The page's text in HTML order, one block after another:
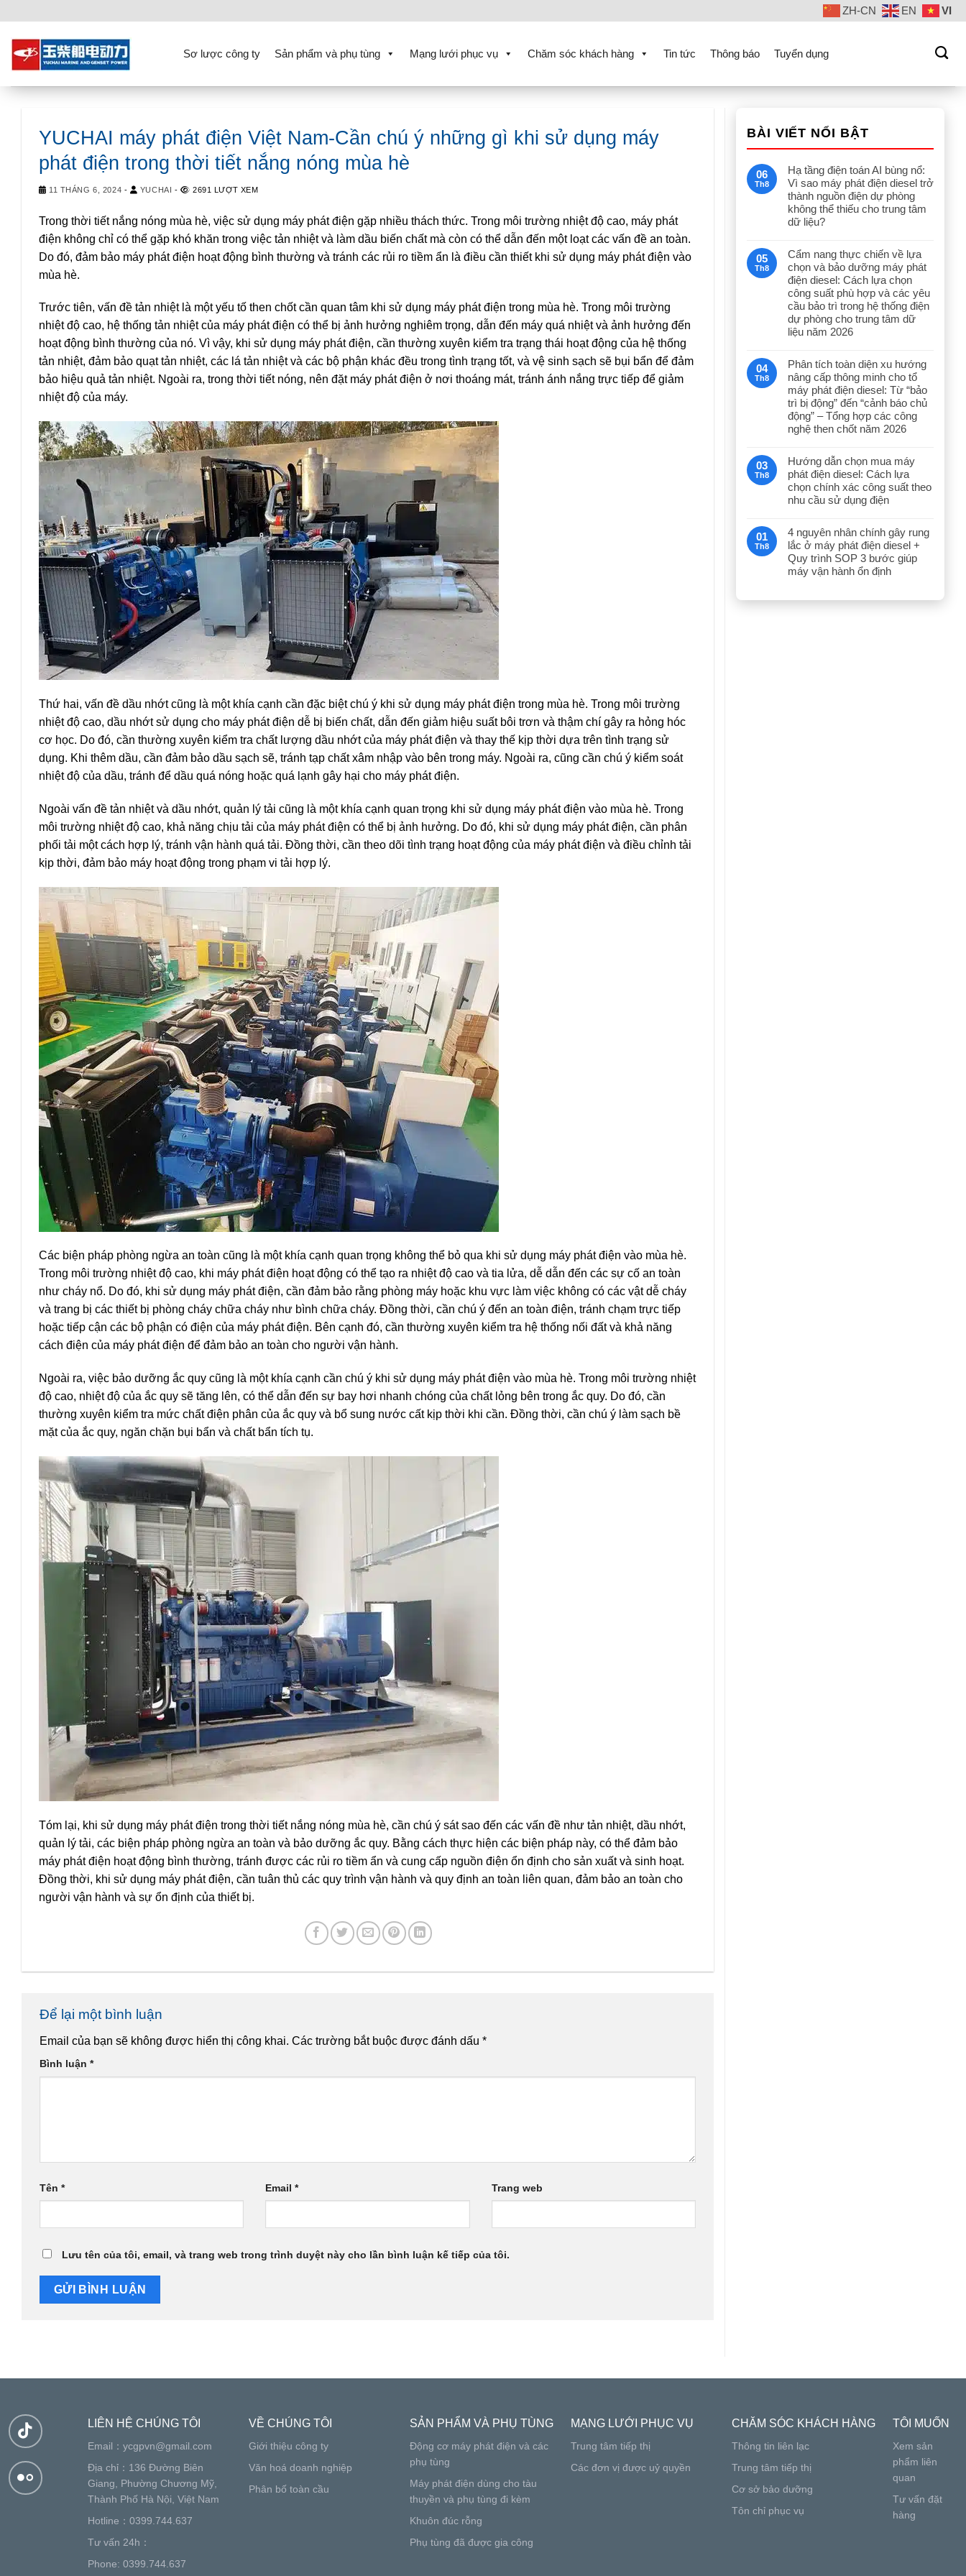
content
ZH-CN EN VI
Sơ lược công ty Sản phẩm và phụ tùng Mạng lưới phục vụ Chăm sóc khách hàng Tin tức Thông báo Tuyển dụng
YUCHAI máy phát điện Việt Nam-Cần chú ý những gì khi sử dụng máy
phát điện trong thời tiết nắng nóng mùa hè
11 THÁNG 6, 2024 - YUCHAI - 2691 LƯỢT XEM
Trong thời tiết nắng nóng mùa hè, việc sử dụng máy phát điện gặp nhiều thách thức. Trong môi trường nhiệt độ cao, máy phát
điện không chỉ có thể gặp khó khăn trong việc tản nhiệt và làm dầu biến chất mà còn có thể dẫn đến một loạt các vấn đề an toàn.
Do đó, đảm bảo máy phát điện hoạt động bình thường và tránh các rủi ro tiềm ẩn là điều cần thiết khi sử dụng máy phát điện vào
mùa hè.
Trước tiên, vấn đề tản nhiệt là một yếu tố then chốt cần quan tâm khi sử dụng máy phát điện trong mùa hè. Trong môi trường
nhiệt độ cao, hệ thống tản nhiệt của máy phát điện có thể bị ảnh hưởng nghiêm trọng, dẫn đến máy quá nhiệt và ảnh hưởng đến
hoạt động bình thường của nó. Vì vậy, khi sử dụng máy phát điện, cần thường xuyên kiểm tra trạng thái hoạt động của hệ thống
tản nhiệt, đảm bảo quạt tản nhiệt, các lá tản nhiệt và các bộ phận khác đều trong tình trạng tốt, và vệ sinh sạch sẽ bụi bẩn để đảm
bảo hiệu quả tản nhiệt. Ngoài ra, trong thời tiết nóng, nên đặt máy phát điện ở nơi thoáng mát, tránh ánh nắng trực tiếp để giảm
nhiệt độ của máy.
Thứ hai, vấn đề dầu nhớt cũng là một khía cạnh cần đặc biệt chú ý khi sử dụng máy phát điện trong mùa hè. Trong môi trường
nhiệt độ cao, dầu nhớt sử dụng cho máy phát điện dễ bị biến chất, dẫn đến giảm hiệu suất bôi trơn và thậm chí gây ra hỏng hóc
cơ học. Do đó, cần thường xuyên kiểm tra chất lượng dầu nhớt của máy phát điện và thay thế kịp thời dựa trên tình trạng sử
dụng. Khi thêm dầu, cần đảm bảo dầu sạch sẽ, tránh tạp chất xâm nhập vào bên trong máy. Ngoài ra, cũng cần chú ý kiểm soát
nhiệt độ của dầu, tránh để dầu quá nóng hoặc quá lạnh gây hại cho máy phát điện.
Ngoài vấn đề tản nhiệt và dầu nhớt, quản lý tải cũng là một khía cạnh quan trọng khi sử dụng máy phát điện vào mùa hè. Trong
môi trường nhiệt độ cao, khả năng chịu tải của máy phát điện có thể bị ảnh hưởng. Do đó, khi sử dụng máy phát điện, cần phân
phối tải một cách hợp lý, tránh vận hành quá tải. Đồng thời, cần theo dõi tình trạng hoạt động của máy phát điện và điều chỉnh tải
kịp thời, đảm bảo máy hoạt động trong phạm vi tải hợp lý.
Các biện pháp phòng ngừa an toàn cũng là một khía cạnh quan trọng không thể bỏ qua khi sử dụng máy phát điện vào mùa hè.
Trong môi trường nhiệt độ cao, khi máy phát điện hoạt động có thể tạo ra nhiệt độ cao và tia lửa, dễ dẫn đến các sự cố an toàn
như cháy nổ. Do đó, khi sử dụng máy phát điện, cần đảm bảo rằng phòng máy hoặc khu vực làm việc không có các vật dễ cháy
và trang bị các thiết bị phòng cháy chữa cháy như bình chữa cháy. Đồng thời, cần chú ý đến an toàn điện, tránh chạm trực tiếp
hoặc tiếp cận các bộ phận có điện của máy phát điện. Bên cạnh đó, cần thường xuyên kiểm tra hệ thống nối đất và khả năng
cách điện của máy phát điện để đảm bảo an toàn cho người vận hành.
Ngoài ra, việc bảo dưỡng ắc quy cũng là một khía cạnh cần chú ý khi sử dụng máy phát điện vào mùa hè. Trong môi trường nhiệt
độ cao, nhiệt độ của ắc quy sẽ tăng lên, có thể dẫn đến sự bay hơi nhanh chóng của chất lỏng bên trong ắc quy. Do đó, cần
thường xuyên kiểm tra mức chất điện phân của ắc quy và bổ sung nước cất kịp thời khi cần. Đồng thời, cần chú ý làm sạch bề
mặt của ắc quy, ngăn chặn bụi bẩn và chất bẩn tích tụ.
Tóm lại, khi sử dụng máy phát điện trong thời tiết nắng nóng mùa hè, cần chú ý sát sao đến các vấn đề như tản nhiệt, dầu nhớt,
quản lý tải, các biện pháp phòng ngừa an toàn và bảo dưỡng ắc quy. Bằng cách thực hiện các biện pháp này, có thể đảm bảo
máy phát điện hoạt động bình thường, tránh được các rủi ro tiềm ẩn và cung cấp nguồn điện ổn định cho sản xuất và sinh hoạt.
Đồng thời, khi sử dụng máy phát điện, cần tuân thủ các quy trình vận hành và quy định an toàn liên quan, đảm bảo an toàn cho
người vận hành và sự ổn định của thiết bị.
Để lại một bình luận
Email của bạn sẽ không được hiển thị công khai. Các trường bắt buộc được đánh dấu *
Bình luận *
Tên * Email* Trang web
Lưu tên của tôi, email, và trang web trong trình duyệt này cho lần bình luận kế tiếp của tôi.
BÀI VIẾT NỔI BẬT
06
Th8
Hạ tầng điện toán AI bùng nổ:
Vì sao máy phát điện diesel trở
thành nguồn điện dự phòng
không thể thiếu cho trung tâm
dữ liệu?
05
Th8
Cẩm nang thực chiến về lựa
chọn và bảo dưỡng máy phát
điện diesel: Cách lựa chọn
công suất phù hợp và các yêu
cầu bảo trì trong hệ thống điện
dự phòng cho trung tâm dữ
liệu năm 2026
04
Th8
Phân tích toàn diện xu hướng
nâng cấp thông minh cho tổ
máy phát điện diesel: Từ “bảo
trì bị động” đến “cảnh báo chủ
động” – Tổng hợp các công
nghệ then chốt năm 2026
03
Th8
Hướng dẫn chọn mua máy
phát điện diesel: Cách lựa
chọn chính xác công suất theo
nhu cầu sử dụng điện
01
Th8
4 nguyên nhân chính gây rung
lắc ở máy phát điện diesel +
Quy trình SOP 3 bước giúp
máy vận hành ổn định
LIÊN HỆ CHÚNG TÔI
Email： ycgpvn@gmail.com
Địa chỉ：136 Đường Biên
Giang, Phường Chương Mỹ,
Thành Phố Hà Nội, Việt Nam
Hotline：0399.744.637
Tư vấn 24h：
Phone: 0399.744.637
VỀ CHÚNG TÔI
Giới thiệu công ty
Văn hoá doanh nghiệp
Phân bố toàn cầu
SẢN PHẨM VÀ PHỤ TÙNG
Động cơ máy phát điện và các
phụ tùng
Máy phát điện dùng cho tàu
thuyền và phụ tùng đi kèm
Khuôn đúc rỗng
Phụ tùng đã được gia công
MẠNG LƯỚI PHỤC VỤ
Trung tâm tiếp thị
Các đơn vị được uỷ quyền
CHĂM SÓC KHÁCH HÀNG
Thông tin liên lạc
Trung tâm tiếp thị
Cơ sở bảo dưỡng
Tôn chỉ phục vụ
TÔI MUỐN
Xem sản
phẩm liên
quan
Tư vấn đặt
hàng